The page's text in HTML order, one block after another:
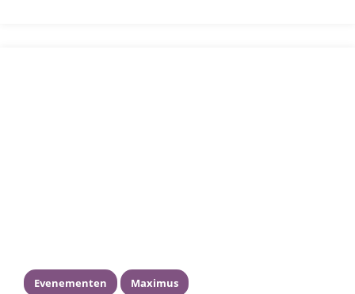
Evenementen Maximus